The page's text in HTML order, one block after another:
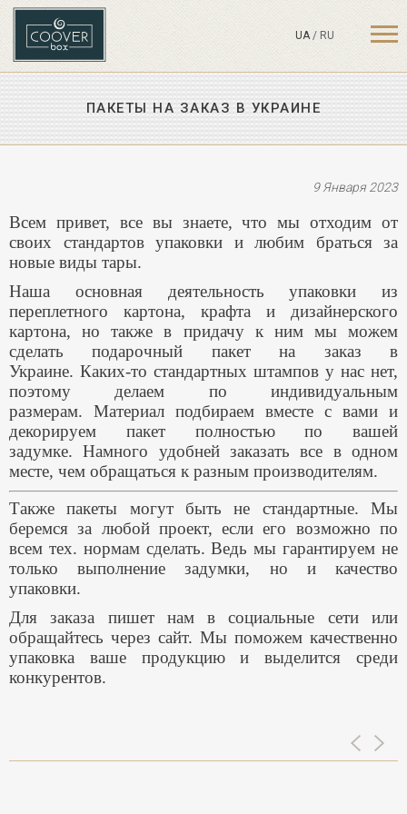
UA / RU
ПАКЕТЫ НА ЗАКАЗ В УКРАИНЕ
9 Января 2023
Всем привет, все вы знаете, что мы отходим от
своих стандартов упаковки и любим браться за
новые виды тары.
Наша основная деятельность упаковки из
переплетного картона, крафта и дизайнерского
картона, но также в придачу к ним мы можем
сделать подарочный пакет на заказ в
Украине. Каких-то стандартных штампов у нас нет,
поэтому делаем по индивидуальным
размерам. Материал подбираем вместе с вами и
декорируем пакет полностью по вашей
задумке.Намного удобней заказать все в одном
месте, чем обращаться к разным производителям.
Также пакеты могут быть не стандартные. Мы
беремся за любой проект, если его возможно по
всем тех. нормам сделать. Ведь мы гарантируем не
только выполнение задумки, но и качество
упаковки.
Для заказа пишет нам в социальные сети или
обращайтесь через сайт. Мы поможем качественно
упаковка ваше продукцию и выделится среди
конкурентов.